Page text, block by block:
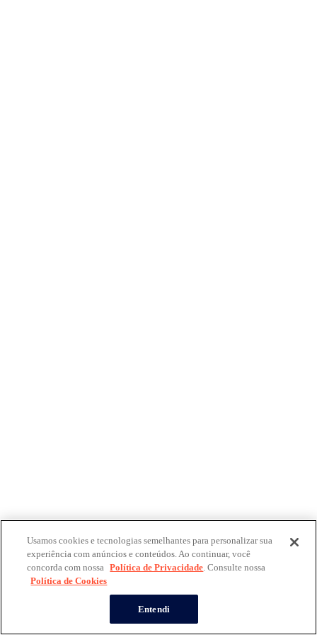
Usamos cookies e tecnologias semelhantes para personalizar sua
experiência com anúncios e conteúdos. Ao continuar, você
concorda com nossa Política de Privacidade. Consulte nossa
Política de Cookies
Entendi